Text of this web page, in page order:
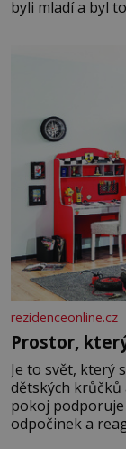
byli mladí a byl
rezidenceonline.cz
Prostor,
Je to svět, který
dětských krůčků
pokoj
odpočinek a